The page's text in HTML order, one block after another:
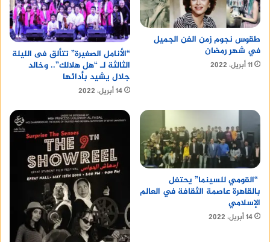
طقوس نجوم زمن الفن الجميل
في شهر رمضان
11 أبريل، 2022
“الأنامل الصغيرة” تتألق فى الليلة
الثالثة لـ “هل هلالك”.. وخالد
جلال يشيد بأدائها
14 أبريل، 2022
“القومي للسينما” يحتفل
بالقاهرة عاصمة الثقافة في العالم
الإسلامي
14 أبريل، 2022